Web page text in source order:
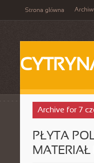
Strona główna
Archive for 7
PŁYTA